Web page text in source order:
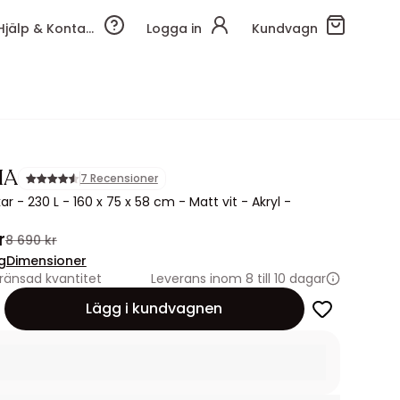
Hjälp & Kontakt Logga in Kundvagn
7 Recensioner
- 230 L - 160 x 75 x 58 cm - Matt vit - Akryl -
8 690 kr
Dimensioner
kvantitet
Leverans inom 8 till 10 dagar
Lägg i kundvagnen